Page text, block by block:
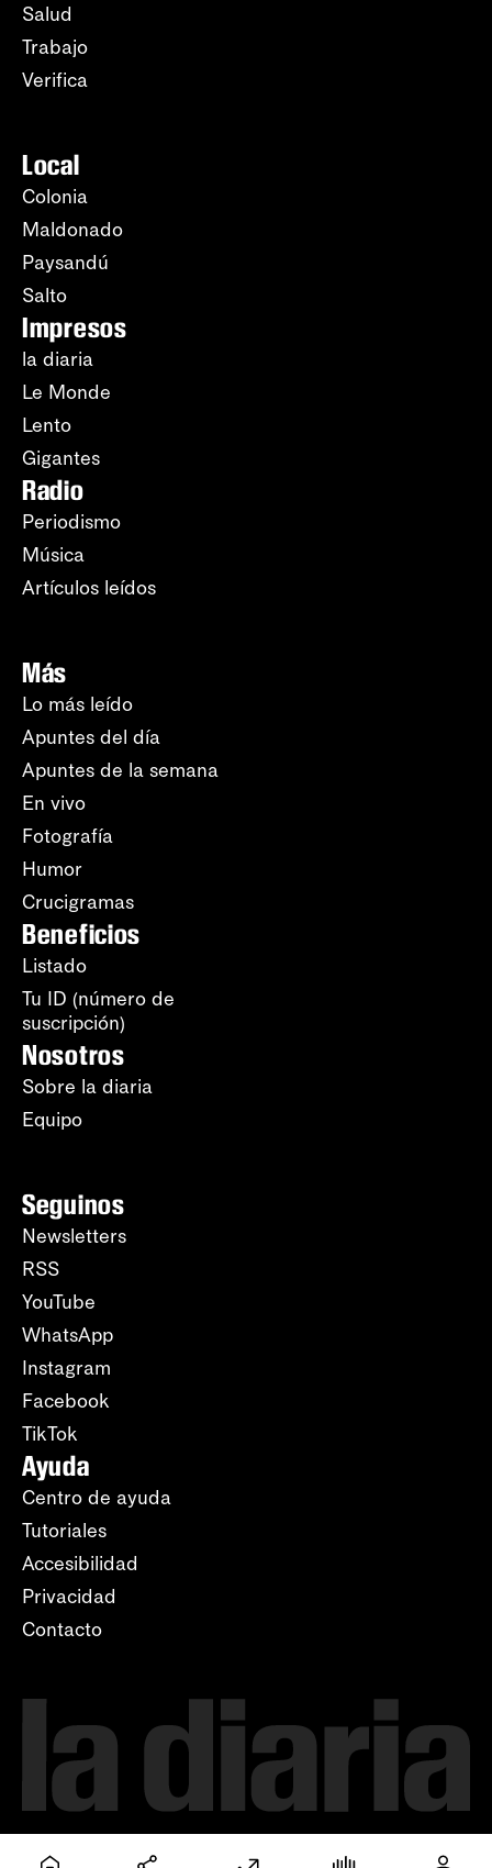
Salud
Trabajo
Verifica
Local
Colonia
Maldonado
Paysandú
Salto
Impresos
la diaria
Le Monde
Lento
Gigantes
Radio
Periodismo
Música
Artículos leídos
Más
Lo más leído
Apuntes del día
Apuntes de la semana
En vivo
Fotografía
Humor
Crucigramas
Beneficios
Listado
Tu ID (número de
suscripción)
Nosotros
Sobre la diaria
Equipo
Seguinos
Newsletters
RSS
YouTube
WhatsApp
Instagram
Facebook
TikTok
Ayuda
Centro de ayuda
Tutoriales
Accesibilidad
Privacidad
Contacto